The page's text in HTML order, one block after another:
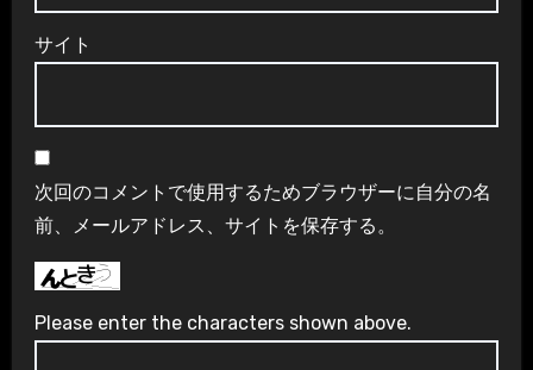
サイト
次回のコメントで使用するためブラウザーに自分の名
前、メールアドレス、サイトを保存する。
Please enter the characters shown above.